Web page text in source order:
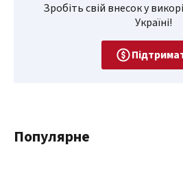
Зробіть свій внесок у
Україні!
Популярне